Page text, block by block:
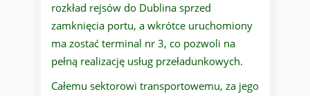
rozkład rejsów do Dublina sprzed
zamknięcia portu, a wkrótce uruchomiony
ma zostać terminal nr 3, co pozwoli na
pełną realizację usług przeładunkowych.
Całemu sektorowi transportowemu, za jego